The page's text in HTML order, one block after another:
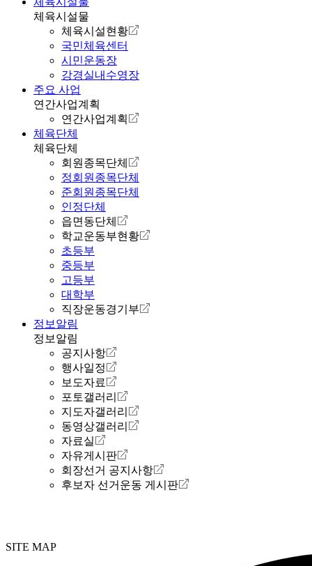
체육시설물
체육시설현황
국민체육센터
시민운동장
강경실내수영장
주요 사업
연간사업계획
연간사업계획
체육단체
체육단체
회원종목단체
정회원종목단체
준회원종목단체
인정단체
읍면동단체
학교운동부현황
초등부
중등부
고등부
대학부
직장운동경기부
정보알림
정보알림
공지사항
행사일정
보도자료
포토갤러리
지도자갤러리
동영상갤러리
자료실
자유게시판
회장선거 공지사항
후보자 선거운동 게시판
SITE MAP